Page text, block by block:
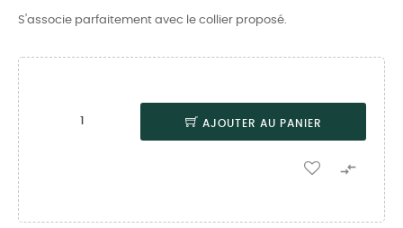
S'associe parfaitement avec le collier proposé.
AJOUTER AU PANIER
